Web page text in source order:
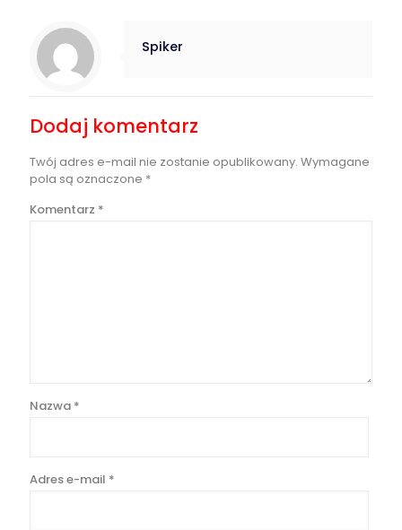
Spiker
Dodaj komentarz
Twój adres e-mail nie zostanie opublikowany. Wymagane
pola są oznaczone *
Komentarz *
Nazwa *
Adres e-mail *